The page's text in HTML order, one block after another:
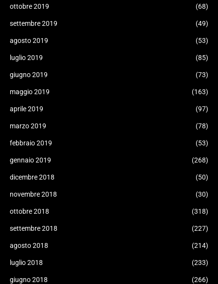
ottobre 2019 (68)
settembre 2019 (49)
agosto 2019 (53)
luglio 2019 (85)
giugno 2019 (73)
maggio 2019 (163)
aprile 2019 (97)
marzo 2019 (78)
febbraio 2019 (53)
gennaio 2019 (268)
dicembre 2018 (50)
novembre 2018 (30)
ottobre 2018 (318)
settembre 2018 (227)
agosto 2018 (214)
luglio 2018 (233)
giugno 2018 (266)